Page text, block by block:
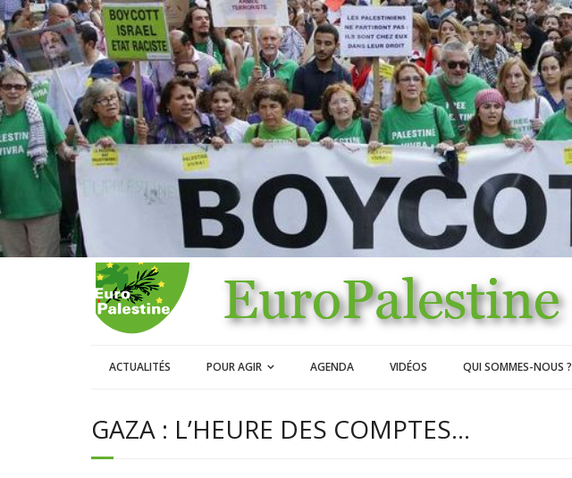
ACTUALITÉS POUR AGIR AGENDA VIDÉOS QUI SOMMES-NOUS ?
GAZA : L’HEURE DES COMPTES…